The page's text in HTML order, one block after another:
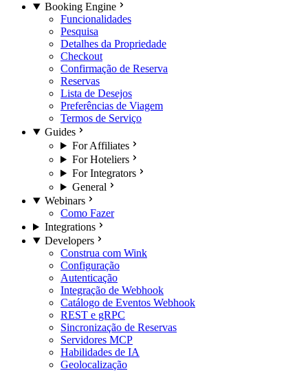
Booking Engine
Funcionalidades
Pesquisa
Detalhes da Propriedade
Checkout
Confirmação de Reserva
Reservas
Lista de Desejos
Preferências de Viagem
Termos de Serviço
Guides
For Affiliates
For Hoteliers
For Integrators
General
Webinars
Como Fazer
Integrations
Developers
Construa com Wink
Configuração
Autenticação
Integração de Webhook
Catálogo de Eventos Webhook
REST e gRPC
Sincronização de Reservas
Servidores MCP
Habilidades de IA
Geolocalização